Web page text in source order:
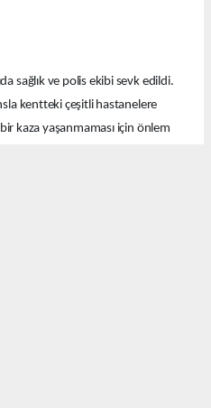
sağlık ve polis ekibi sevk edildi.
kentteki çeşitli hastanelere
kaza yaşanmaması için önlem